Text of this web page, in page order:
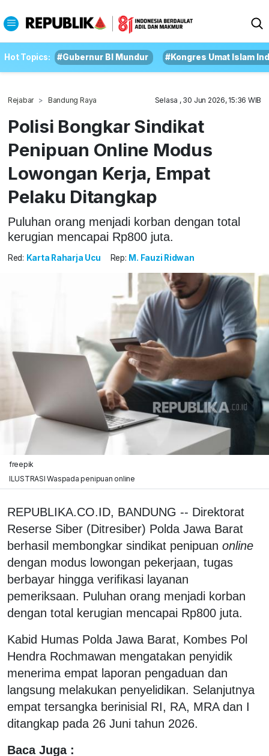
Hot Topics: #Gubernur BI Mundur #Kongres Umat Islam
Rejabar Bandung Raya Selasa , 30 Jun 2026, 15:36 WIB
Polisi Bongkar Sindikat
Penipuan Online Modus
Lowongan Kerja, Empat
Pelaku Ditangkap
Puluhan orang menjadi korban dengan total
kerugian mencapai Rp800 juta.
Red: Karta Raharja Ucu Rep: M. Fauzi Ridwan
freepik
ILUSTRASI Waspada penipuan online
REPUBLIKA.CO.ID, BANDUNG -- Direktorat
Reserse Siber (Ditresiber) Polda Jawa Barat
berhasil membongkar sindikat penipuan online
dengan modus lowongan pekerjaan, tugas
berbayar hingga verifikasi layanan
pemeriksaan. Puluhan orang menjadi korban
dengan total kerugian mencapai Rp800 juta.
Kabid Humas Polda Jawa Barat, Kombes Pol
Hendra Rochmawan mengatakan penyidik
menerima empat laporan pengaduan dan
langsung melakukan penyelidikan. Selanjutnya
empat tersangka berinisial RI, RA, MRA dan I
ditangkap pada 26 Juni tahun 2026.
Baca Juga :